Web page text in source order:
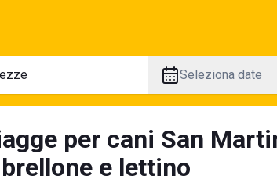
Seleziona date
per cani San
e lettino